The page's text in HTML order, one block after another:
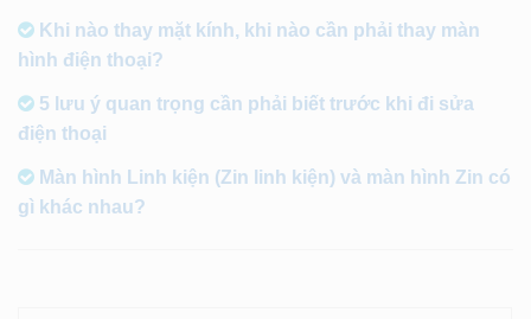
Khi nào thay mặt kính, khi nào cần phải thay màn
hình điện thoại?
5 lưu ý quan trọng cần phải biết trước khi đi sửa
điện thoại
Màn hình Linh kiện (Zin linh kiện) và màn hình Zin có
gì khác nhau?